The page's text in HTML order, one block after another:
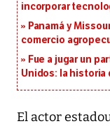
incorporar
Panamá y
comercio
Fue a jugar un
Unidos: la historia
El actor